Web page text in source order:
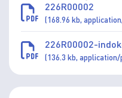
köztisztviselők
kérdéseiről szóló 2/
rendelet módosításáról
226R00002
(168.96 kb,
226R00002-
(136.3 kb, application/